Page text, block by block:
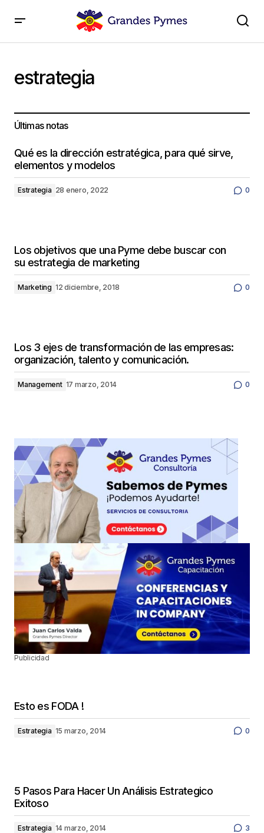
estrategia
Últimas notas
Qué es la dirección estratégica, para qué sirve,
elementos y modelos
Estrategia 28 enero, 2022 0
Los objetivos que una Pyme debe buscar con
su estrategia de marketing
Marketing 12 diciembre, 2018 0
Los 3 ejes de transformación de las empresas:
organización, talento y comunicación.
Management 17 marzo, 2014 0
Publicidad
Esto es FODA !
Estrategia 15 marzo, 2014 0
5 Pasos Para Hacer Un Análisis Estrategico
Exitoso
Estrategia 14 marzo, 2014 3